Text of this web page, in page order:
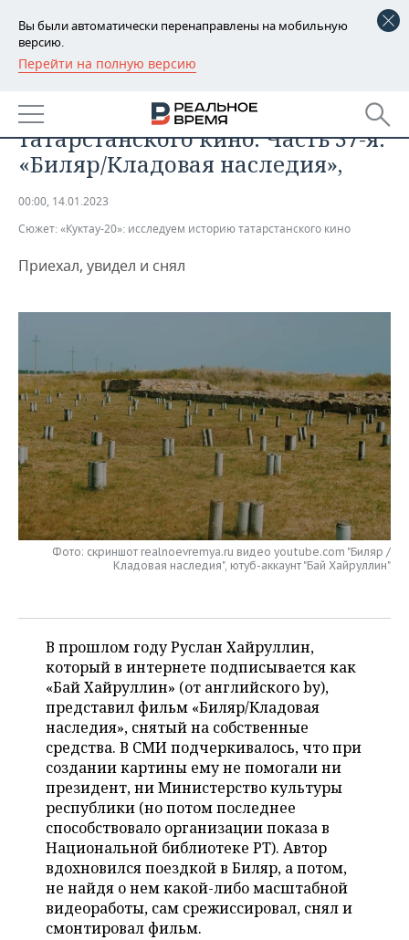
Вы были автоматически перенаправлены на мобильную
версию.
Перейти на полную версию
РЕГИОНЫ
БАШКОРТОСТАН
ТАТАРСТАН
НОВОСТИ
АНАЛИТИКА
ДЕКЛАРАЦИИ О ДОХОДАХ
КОРОЛИ ГОСЗАКАЗА ПФО
ВУЗЫ ТАТАРСТАНА
КОМУ ПРИНАДЛЕЖАТ
ТОРГОВЫЕ ЦЕНТРЫ
ТАТАРСТАНА
НОВОСТИ ЭКОНОМИКИ
ФИНАНСЫ
БАНКИ
ИНВЕСТИЦИИ
ПРОМЫШЛЕННОСТЬ
НОВОСТИ
АГРОПРОМ
МАШИНОСТРОЕНИЕ
НЕФТЕХИМИЯ
НЕФТЬ
ОПК
ЭНЕРГЕТИКА
НЕДВИЖИМОСТЬ
НОВОСТИ НЕДВИЖИМОСТИ
АВТО
НОВОСТИ АВТО
НОВОСТИ БИЗНЕСА
РОЗНИЧНАЯ ТОРГОВЛЯ
ТРАНСПОРТ
УСЛУГИ
ТЕХНОЛОГИИ
НОВОСТИ ТЕХНОЛОГИЙ
IT
МЕДИА
ТЕЛЕКОММУНИКАЦИИ
МЕРОПРИЯТИЯ
НОВОСТИ МЕРОПРИЯТИЙ
ВЫЕЗДНАЯ РЕДАКЦИЯ
БИЗНЕС-БРАНЧИ
ОТКРЫТАЯ ЛЕКЦИЯ
СПОРТ
НОВОСТИ СПОРТА
БАСКЕТБОЛ
ВОЛЕЙБОЛ
КИБЕРСПОРТ
ФИГУРНОЕ КАТАНИЕ
ВОДНЫЕ ВИДЫ СПОРТА
ХОККЕЙ С МЯЧОМ
ОБЩЕСТВО
НОВОСТИ ОБЩЕСТВА
ИНФРАСТРУКТУРА
ИСТОРИЯ
КУЛЬТУРА
МЕДИЦИНА
ОБРАЗОВАНИЕ
ПРОИСШЕСТВИЯ
ФОТОГАЛЕРЕЯ
СПРАВОЧНИК
СПИСОК ПЕРСОН
СПИСОК КОМПАНИЙ
ПОЛНАЯ ВЕРСИЯ
«Куктау-20»: исследуем историю
татарстанского кино. Часть 37-я:
«Биляр/Кладовая наследия»,
00:00, 14.01.2023
Сюжет: «Куктау-20»: исследуем историю татарстанского кино
Приехал, увидел и снял
Фото: скриншот realnoevremya.ru видео youtube.com "Биляр /
Кладовая наследия", ютуб-аккаунт "Бай Хайруллин"
В прошлом году Руслан Хайруллин,
который в интернете подписывается как
«Бай Хайруллин» (от английского by),
представил фильм «Биляр/Кладовая
наследия», снятый на собственные
средства. В СМИ подчеркивалось, что при
создании картины ему не помогали ни
президент, ни Министерство культуры
республики (но потом последнее
способствовало организации показа в
Национальной библиотеке РТ). Автор
вдохновился поездкой в Биляр, а потом,
не найдя о нем какой-либо масштабной
видеоработы, сам срежиссировал, снял и
смонтировал фильм.